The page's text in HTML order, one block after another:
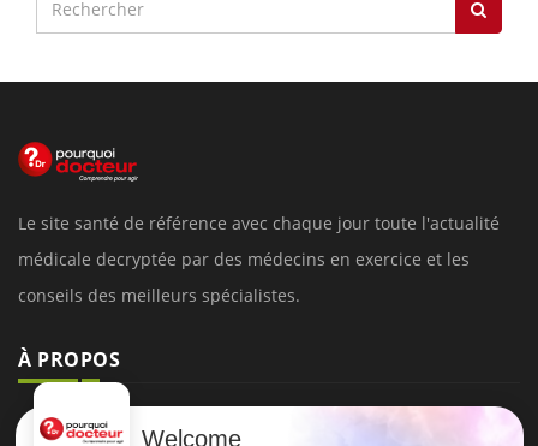
Le site santé de référence avec chaque jour toute l'actualité
médicale decryptée par des médecins en exercice et les
conseils des meilleurs spécialistes.
À PROPOS
Données personnelles et cookies
Welcome